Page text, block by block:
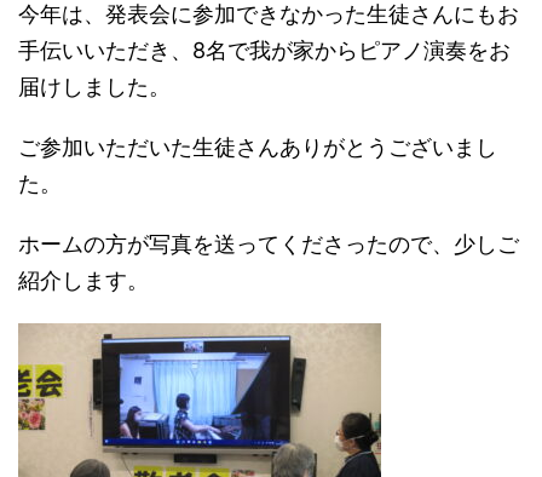
今年は、発表会に参加できなかった生徒さんにもお
手伝いいただき、8名で我が家からピアノ演奏をお
届けしました。
ご参加いただいた生徒さんありがとうございまし
た。
ホームの方が写真を送ってくださったので、少しご
紹介します。